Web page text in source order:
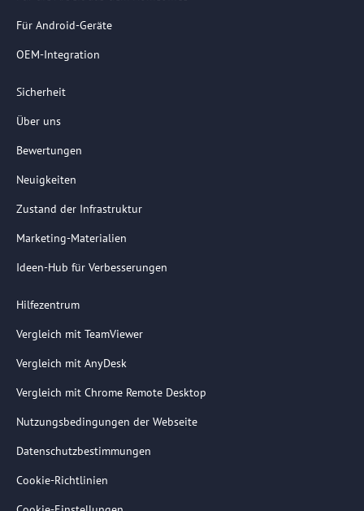
Für Android-Geräte
OEM-Integration
Sicherheit
Über uns
Bewertungen
Neuigkeiten
Zustand der Infrastruktur
Marketing-Materialien
Ideen-Hub für Verbesserungen
Hilfezentrum
Vergleich mit TeamViewer
Vergleich mit AnyDesk
Vergleich mit Chrome Remote Desktop
Nutzungsbedingungen der Webseite
Datenschutzbestimmungen
Cookie-Richtlinien